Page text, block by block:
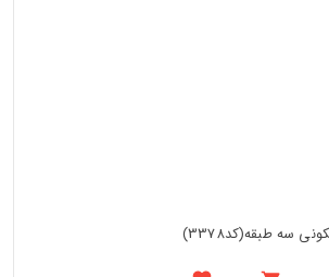
سه طبقه(کد3378)